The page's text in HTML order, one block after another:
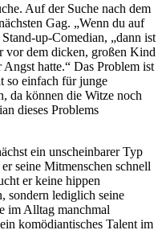
Auf der Suche nach dem
Gag. „Wenn du auf
up-Comedian, „dann ist
vor dem dicken, großen Kind
hatte.“ Das Problem ist
so einfach für junge
da können die Witze noch
dieses Problems
ein unscheinbarer Typ
seine Mitmenschen schnell
er keine hippen
sondern lediglich seine
im Alltag manchmal
komödiantisches Talent im